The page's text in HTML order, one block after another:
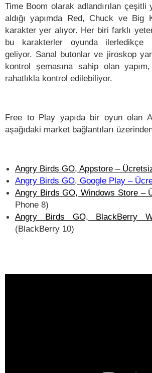
Time Boom olarak adlandırılan çeşitli
aldığı yapımda Red, Chuck ve Big
karakter yer alıyor. Her biri farklı
bu karakterler oyunda ilerledikçe
geliyor. Sanal butonlar ve jiroskop
kontrol şemasına sahip olan
rahatlıkla kontrol edilebiliyor.
Free to Play yapıda bir oyun olan
aşağıdaki market bağlantıları
Angry Birds GO, Appstore –
Angry Birds GO, Google Play –
Angry Birds GO, Windows Store –
Phone 8)
Angry Birds GO, BlackBerry
(BlackBerry 10)